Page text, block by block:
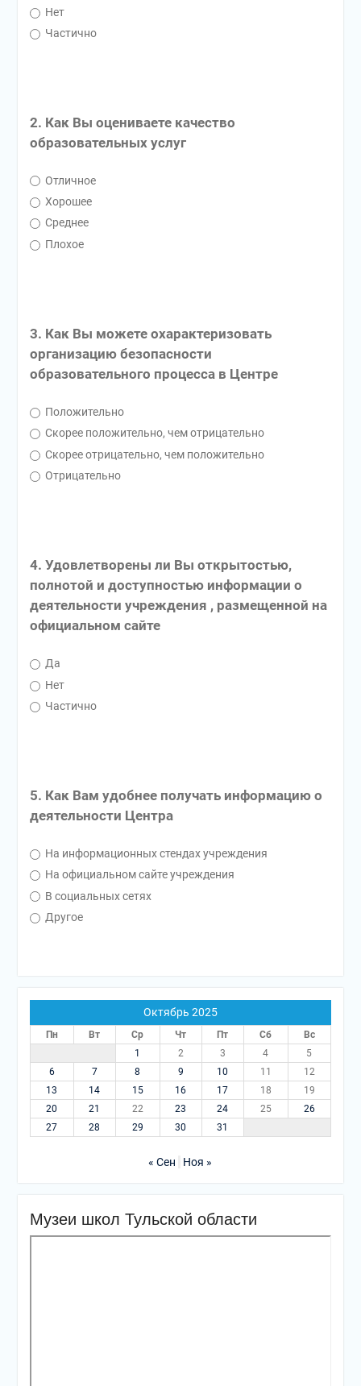
Нет
Частично
2. Как Вы оцениваете качество
образовательных услуг
Отличное
Хорошее
Среднее
Плохое
3. Как Вы можете охарактеризовать
организацию безопасности
образовательного процесса в Центре
Положительно
Скорее положительно, чем отрицательно
Скорее отрицательно, чем положительно
Отрицательно
4. Удовлетворены ли Вы открытостью,
полнотой и доступностью информации о
деятельности учреждения , размещенной на
официальном сайте
Да
Нет
Частично
5. Как Вам удобнее получать информацию о
деятельности Центра
На информационных стендах учреждения
На официальном сайте учреждения
В социальных сетях
Другое
Октябрь 2025
Пн Вт Ср Чт Пт Сб
Вс
1
2 3 4
5
6
7 8 9 10 11
12
13
14 15 16 17 18
19
20
21 22 23 24 25
26
27
28 29 30 31
« Сен Ноя »
Музеи школ Тульской области